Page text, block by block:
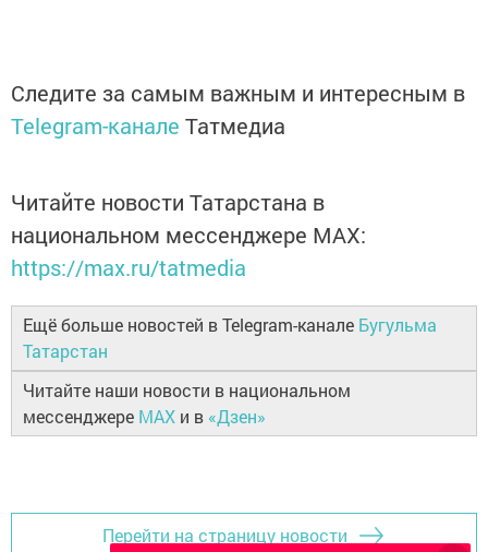
Следите за самым важным и интересным в
Telegram-канале Татмедиа
Читайте новости Татарстана в
национальном мессенджере MАХ:
https://max.ru/tatmedia
Ещё больше новостей в Telegram-канале Бугульма
Татарстан
Читайте наши новости в национальном
мессенджере MAX и в «Дзен»
Перейти на страницу новости